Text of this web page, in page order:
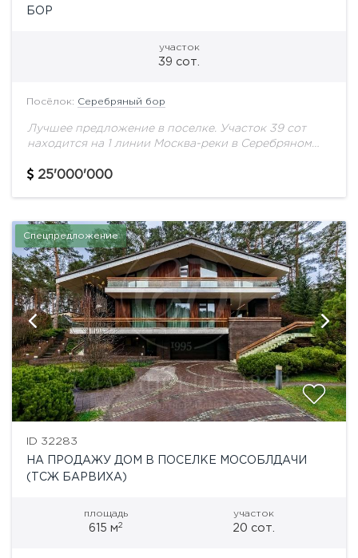
БОР
участок
39 сот.
Посёлок: Серебряный бор
Лучшее предложение в поселке. Участок 39 сот
находится на 1 линии Москва-реки в Серебряном
газ.вода, электричество Есть разрешение на
25'000'000
Спецпредложение
ID 32283
НА ПРОДАЖУ ДОМ В ПОСЕЛКЕ МОСОБЛДАЧИ
(ТСЖ БАРВИХА)
площадь
615 м2
участок
20 сот.